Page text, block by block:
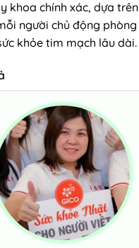
khoa chính xác, dựa
người chủ động
khỏe tim mạch lâu dài.